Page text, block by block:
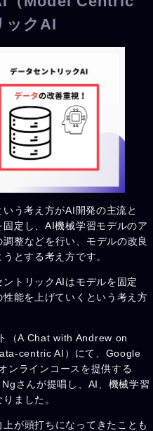
ックAI
う考え方がAI開発の主流と
定し、AI機械学習モデルのア
整などを行い、モデルの改良
とする考え方です。
トリックAIはモデルを固定
能を上げていくという考え方
（A Chat with Andrew on
centric AI）にて、Google
ンラインコースを提供する
さんが提唱し、AI、機械学習
ました。
が頭打ちになってきたことも